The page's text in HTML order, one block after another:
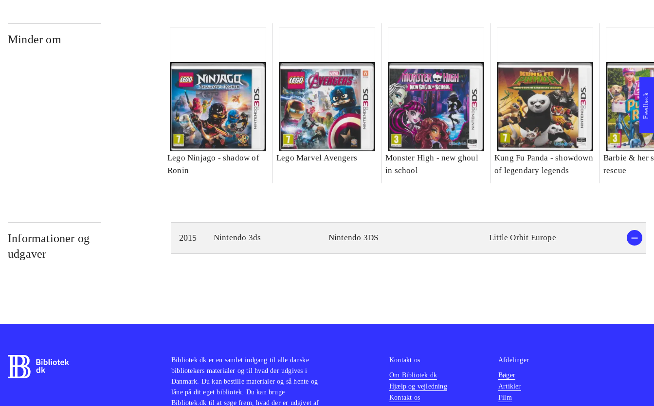
Minder om
Lego Ninjago - shadow of
Ronin
Lego Marvel Avengers
Monster High - new ghoul
in school
Kung Fu Panda - showdown
of legendary legends
Barbie & her
rescue
Informationer og
udgaver
2015 Nintendo 3ds Nintendo 3DS Little Orbit Europe
Feedback
Bibliotek.dk er en samlet indgang til alle danske
bibliotekers materialer og til hvad der udgives i
Danmark. Du kan bestille materialer og så hente og
låne på dit eget bibliotek. Du kan bruge
Bibliotek.dk til at søge frem, hvad der er udgivet af
Kontakt os
Om Bibliotek.dk
Hjælp og vejledning
Kontakt os
Afdelinger
Bøger
Artikler
Film